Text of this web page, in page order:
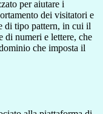
per aiutare i
dei visitatori e
di tipo pattern, in cui il
di numeri e lettere, che
che imposta il